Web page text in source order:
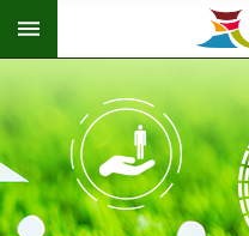
跳到主要內容區塊